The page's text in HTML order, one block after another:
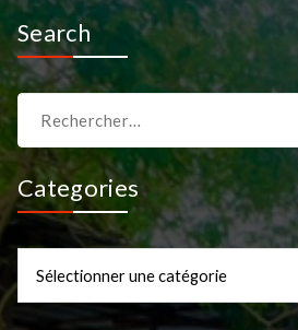
Search
pour :
Categories